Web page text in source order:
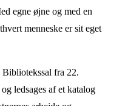
egne øjne og med en
menneske er sit eget
fra 22.
ledsages af et katalog